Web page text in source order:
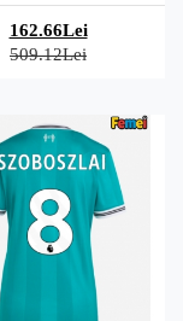
162.66Lei
509.12Lei